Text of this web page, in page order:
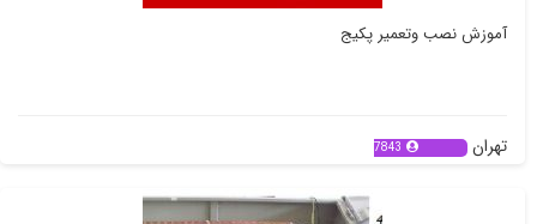
آموزش نصب وتعمیر پکیج
تهران 7843